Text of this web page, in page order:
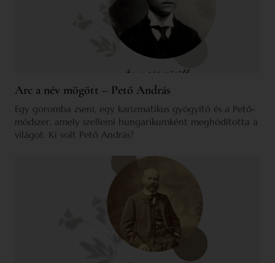
Arc a név mögött – Pető András
Egy goromba zseni, egy karizmatikus gyógyító és a Pető-
módszer, amely szellemi hungarikumként meghódította a
világot. Ki volt Pető András?